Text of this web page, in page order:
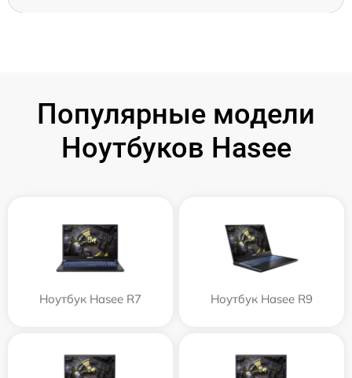
Популярные модели
Ноутбуков Hasee
Ноутбук Hasee R7 Ноутбук Hasee R9